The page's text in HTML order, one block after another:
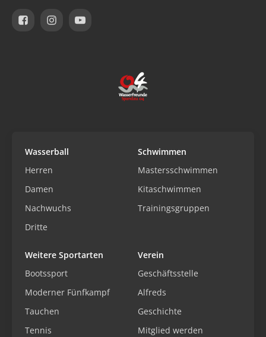
Wasserball
Herren
Damen
Nachwuchs
Dritte
Schwimmen
Mastersschwimmen
Kitaschwimmen
Trainingsgruppen
Weitere Sportarten
Bootssport
Moderner Fünfkampf
Tauchen
Tennis
Verein
Geschäftsstelle
Alfreds
Geschichte
Mitglied werden